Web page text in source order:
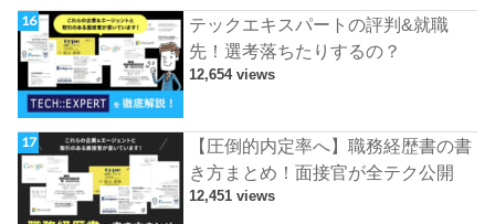
テックエキスパートの評判&就職
先！選考落ちたりするの？
12,654 views
【圧倒的内定率へ】職務経歴書の書
き方まとめ！面接官が全テク公開
12,451 views